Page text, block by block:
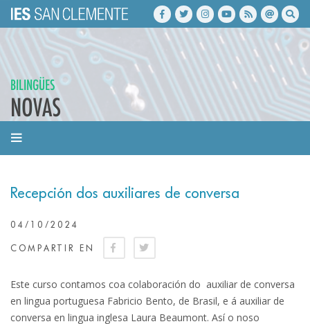
BILINGÜES
NOVAS
Recepción dos auxiliares de conversa
04/10/2024
COMPARTIR EN
Este curso contamos coa colaboración do auxiliar de conversa
en lingua portuguesa Fabricio Bento, de Brasil, e á auxiliar de
conversa en lingua inglesa Laura Beaumont. Así o noso